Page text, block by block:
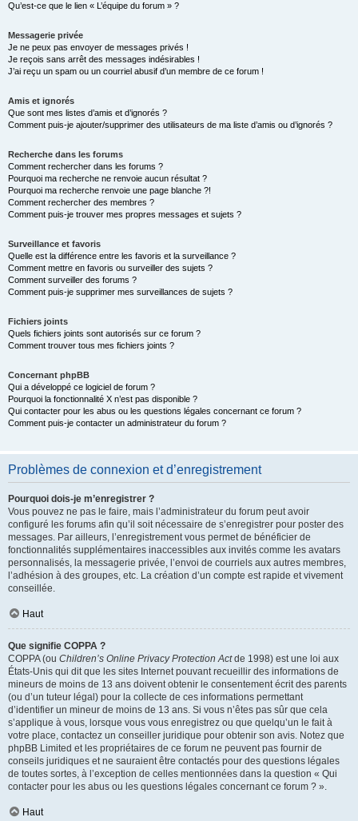
Qu’est-ce que le lien « L’équipe du forum » ?
Messagerie privée
Je ne peux pas envoyer de messages privés !
Je reçois sans arrêt des messages indésirables !
J’ai reçu un spam ou un courriel abusif d’un membre de ce forum !
Amis et ignorés
Que sont mes listes d’amis et d’ignorés ?
Comment puis-je ajouter/supprimer des utilisateurs de ma liste d’amis ou d’ignorés ?
Recherche dans les forums
Comment rechercher dans les forums ?
Pourquoi ma recherche ne renvoie aucun résultat ?
Pourquoi ma recherche renvoie une page blanche ?!
Comment rechercher des membres ?
Comment puis-je trouver mes propres messages et sujets ?
Surveillance et favoris
Quelle est la différence entre les favoris et la surveillance ?
Comment mettre en favoris ou surveiller des sujets ?
Comment surveiller des forums ?
Comment puis-je supprimer mes surveillances de sujets ?
Fichiers joints
Quels fichiers joints sont autorisés sur ce forum ?
Comment trouver tous mes fichiers joints ?
Concernant phpBB
Qui a développé ce logiciel de forum ?
Pourquoi la fonctionnalité X n’est pas disponible ?
Qui contacter pour les abus ou les questions légales concernant ce forum ?
Comment puis-je contacter un administrateur du forum ?
Problèmes de connexion et d’enregistrement
Pourquoi dois-je m’enregistrer ?
Vous pouvez ne pas le faire, mais l’administrateur du forum peut avoir
configuré les forums afin qu’il soit nécessaire de s’enregistrer pour poster des
messages. Par ailleurs, l’enregistrement vous permet de bénéficier de
fonctionnalités supplémentaires inaccessibles aux invités comme les avatars
personnalisés, la messagerie privée, l’envoi de courriels aux autres membres,
l’adhésion à des groupes, etc. La création d’un compte est rapide et vivement
conseillée.
Haut
Que signifie COPPA ?
COPPA (ou Children’s Online Privacy Protection Actde 1998) est une loi aux
États-Unis qui dit que les sites Internet pouvant recueillir des informations de
mineurs de moins de 13 ans doivent obtenir le consentement écrit des parents
(ou d’un tuteur légal) pour la collecte de ces informations permettant
d’identifier un mineur de moins de 13 ans. Si vous n’êtes pas sûr que cela
s’applique à vous, lorsque vous vous enregistrez ou que quelqu’un le fait à
votre place, contactez un conseiller juridique pour obtenir son avis. Notez que
phpBB Limited et les propriétaires de ce forum ne peuvent pas fournir de
conseils juridiques et ne sauraient être contactés pour des questions légales
de toutes sortes, à l’exception de celles mentionnées dans la question « Qui
contacter pour les abus ou les questions légales concernant ce forum ? ».
Haut